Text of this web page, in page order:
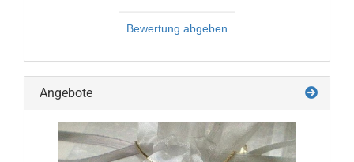
Bewertung abgeben
Angebote